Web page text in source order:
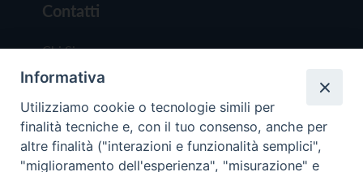
Contatti
Chi Siamo
Redazione
Scrivici
Informativa
Utilizziamo cookie o tecnologie simili per
finalità tecniche e, con il tuo consenso, anche per
altre finalità ("interazioni e funzionalità semplici",
"miglioramento dell'esperienza", "misurazione" e